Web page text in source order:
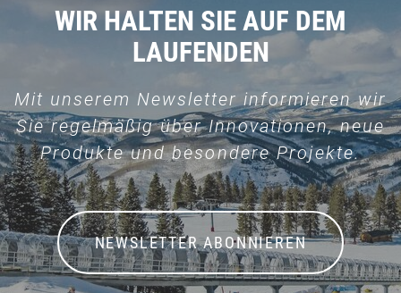
WIR HALTEN SIE AUF DEM
LAUFENDEN
Mit unserem Newsletter informieren wir
Sie regelmäßig über Innovationen, neue
Produkte und besondere Projekte.
NEWSLETTER ABONNIEREN